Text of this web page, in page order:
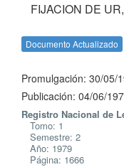
FIJACION DE
Documento Actualizado
Promulgación: 30/05/
Publicación: 04/06/
Registro Nacional de
Tomo: 1
Semestre: 2
Año: 1979
Página: 1666